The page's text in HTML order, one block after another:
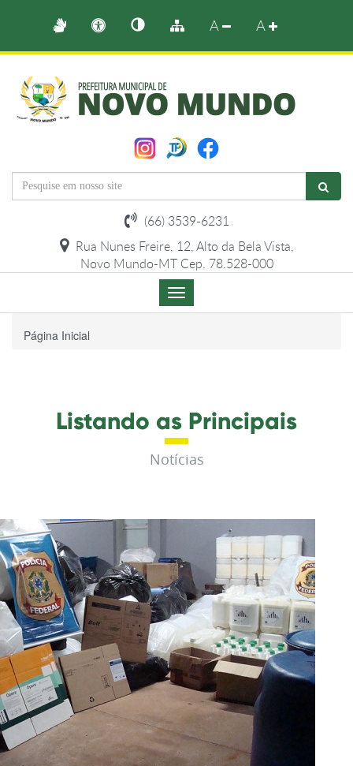
A A
(66) 3539-6231
Rua Nunes Freire, 12, Alto da Bela Vista,
Novo Mundo-MT Cep. 78.528-000
Menu
de
Página Inicial
Listando as Principais
Notícias